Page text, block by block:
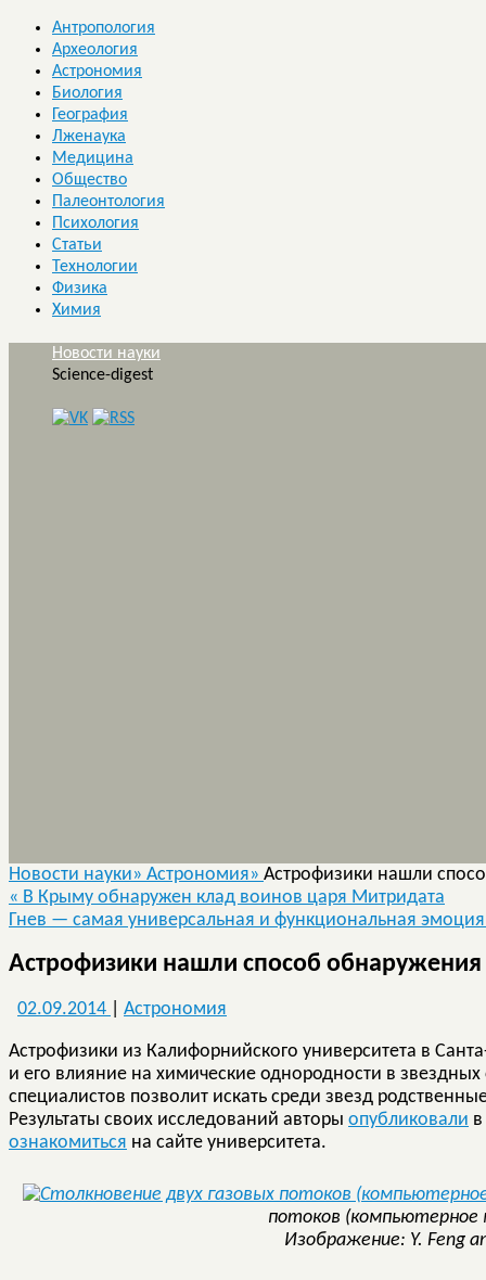
Антропология
Археология
Астрономия
Биология
География
Лженаука
Медицина
Общество
Палеонтология
Психология
Статьи
Технологии
Физика
Химия
Новости науки
Science-digest
Новости науки» Астрономия» Астрофизики нашли
« В Крыму обнаружен клад воинов царя Митридата
Гнев — самая универсальная и функциональная
Астрофизики нашли способ обнаружения
02.09.2014 Астрономия
Астрофизики из Калифорнийского университета в
и его влияние на химические однородности в
специалистов позволит искать среди звезд
Результаты своих исследований авторы опубликовали
ознакомиться на сайте университета.
потоков (компьютерное
Изображение: Y. Feng